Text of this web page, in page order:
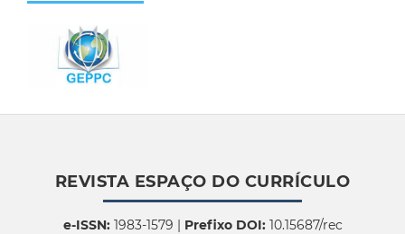
REVISTA ESPAÇO DO CURRÍCULO
e-ISSN:1983-1579 | Prefixo DOI:10.15687/rec